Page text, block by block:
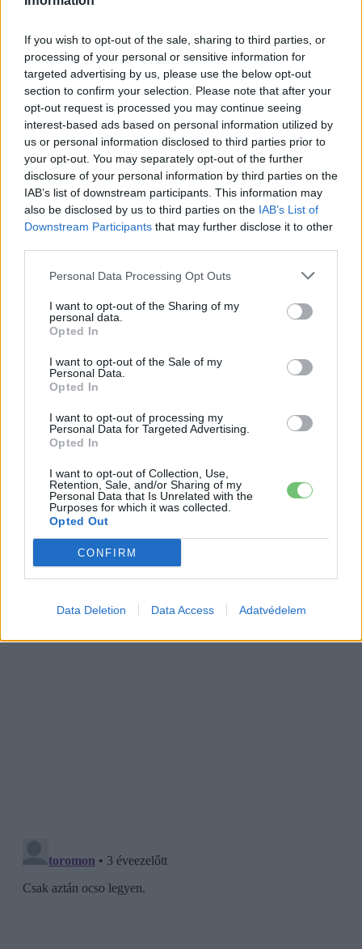
If you wish to opt-out of the sale, sharing to third parties, or
processing of your personal or sensitive information for
targeted advertising by us, please use the below opt-out
section to confirm your selection. Please note that after your
opt-out request is processed you may continue seeing
interest-based ads based on personal information utilized by
us or personal information disclosed to third parties prior to
your opt-out. You may separately opt-out of the further
disclosure of your personal information by third parties on the
IAB’s list of downstream participants. This information may
also be disclosed by us to third parties on the IAB’s List of
Downstream Participants that may further disclose it to other
Personal Data Processing Opt Outs
I want to opt-out of the Sharing of my
personal data.
Opted In
I want to opt-out of the Sale of my
Personal Data.
Opted In
I want to opt-out of processing my
Personal Data for Targeted Advertising.
Opted In
I want to opt-out of Collection, Use,
Retention, Sale, and/or Sharing of my
Personal Data that Is Unrelated with the
Purposes for which it was collected.
Opted Out
CONFIRM
Data Deletion Data Access Adatvédelem
KAPCSOLÓDÓ CIKKEK TÖBB A SZERZŐTŐL
Elektromos
autó
Kína szigorú határt szabott: legfeljebb
5% lehet a hiba az elektromos autók
akkumulátor-kijelzőjén
Elektromos
A Leapmotor átlépte a 100 ezres
Elektromos
9 perc töltés, 450 kilométer hatótáv –
ezzel indulhat harcba a Xpeng új